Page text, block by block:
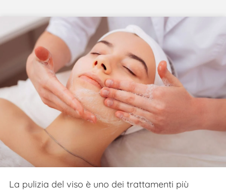
La pulizia del viso è uno dei trattamenti più